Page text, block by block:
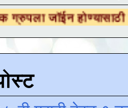
येथे क्लिक